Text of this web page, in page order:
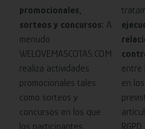
promocionales,
sorteos y concursos: A
menudo
WELOVEMASCOTAS.COM
realiza actividades
promocionales tales
como sorteos y
concursos en los que
los participantes
entre
en
RGPD.